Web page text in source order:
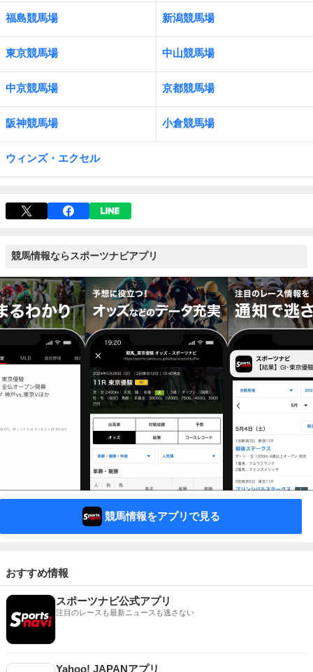
福島競馬場 新潟競馬場
東京競馬場 中山競馬場
中京競馬場 京都競馬場
阪神競馬場 小倉競馬場
ウィンズ・エクセル
競馬情報ならスポーツナビアプリ
競馬情報をアプリで見る
おすすめ情報
スポーツナビ公式アプリ
注目のレースも最新ニュースも逃さない
Yahoo! JAPANアプリ